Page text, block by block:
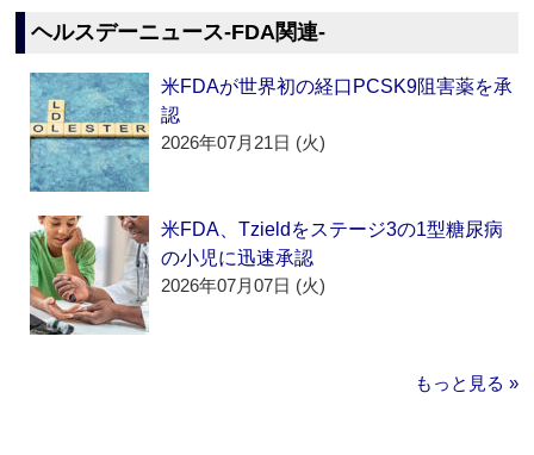
ヘルスデーニュース‐FDA関連‐
米FDAが世界初の経口PCSK9阻害薬を承
認
2026年07月21日 (火)
米FDA、Tzieldをステージ3の1型糖尿病
の小児に迅速承認
2026年07月07日 (火)
もっと見る »